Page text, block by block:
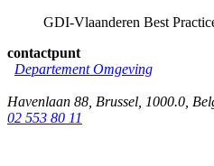
GDI-Vlaanderen Best
contactpunt
Departement Omgeving
Havenlaan 88 Brussel 1000.0
02 553 80 11